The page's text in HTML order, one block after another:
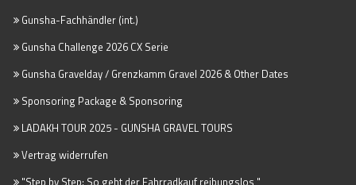
Gunsha-Fachhändler (int.)
Gunsha Challenge 2026 CX Serie
Gunsha Gravelday / Grenzkamm Gravel 2026 & Other Dates
Sponsoring Package & Sponsoring
LADAKH TOUR 2025 - GUNSHA GRAVEL TOURS
Vertrag widerrufen